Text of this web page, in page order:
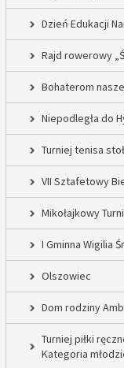
Dzień Edukacji
Rajd rowerowy
Bohaterom
Niepodległa do
Turniej tenisa
VII Sztafetowy
Mikołajkowy
I Gminna Wigilia
Olszowiec
Dom rodziny
Turniej piłki
Kategoria